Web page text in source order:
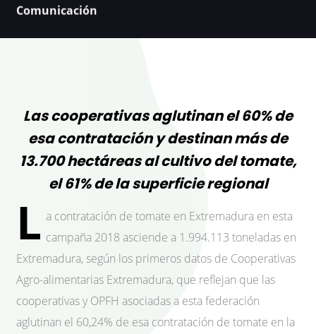
Comunicación
Las cooperativas aglutinan el 60% de
esa contratación y destinan más de
13.700 hectáreas al cultivo del tomate,
el 61% de la superficie regional
L a contratación de tomate en Extremadura en esta
campaña 2018 asciende a 1.994.113 toneladas en
Extremadura, según los primeros datos de Cooperativas
Agro-alimentarias Extremadura, que reflejan que las
cooperativas y OPFH asociadas a esta federación
aglutinan el 60,24% de esa contratación de tomate en la